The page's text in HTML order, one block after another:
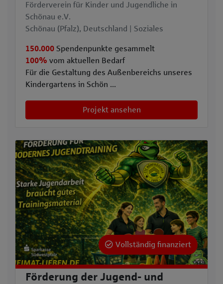
Förderverein für Kinder und Jugendliche in
Schönau e.V.
Schönau (Pfalz), Deutschland | Soziales
150.000 Spendenpunkte gesammelt
100% vom aktuellen Bedarf
Für die Gestaltung des Außenbereichs unseres
Kindergartens in Schön ...
Projekt ansehen
Vollständig finanziert
Förderung der Jugend- und